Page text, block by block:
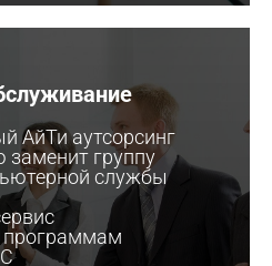
АйТи аутсорсинг
группу
службы
программам